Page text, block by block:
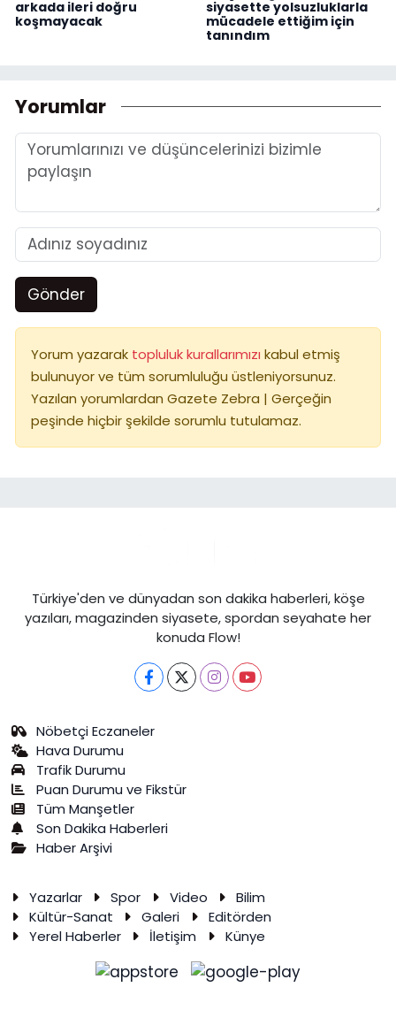
arkada ileri doğru
koşmayacak
siyasette yolsuzluklarla
mücadele ettiğim için
tanındım
Yorumlar
Gönder
Yorum yazarak topluluk kurallarımızı kabul etmiş
bulunuyor ve tüm sorumluluğu üstleniyorsunuz.
Yazılan yorumlardan Gazete Zebra | Gerçeğin
peşinde hiçbir şekilde sorumlu tutulamaz.
Türkiye'den ve dünyadan son dakika haberleri, köşe
yazıları, magazinden siyasete, spordan seyahate her
konuda Flow!
Nöbetçi Eczaneler
Hava Durumu
Trafik Durumu
Puan Durumu ve Fikstür
Tüm Manşetler
Son Dakika Haberleri
Haber Arşivi
Yazarlar Spor Video
Bilim
Kültür-Sanat
Galeri
Editörden
Yerel Haberler
İletişim Künye